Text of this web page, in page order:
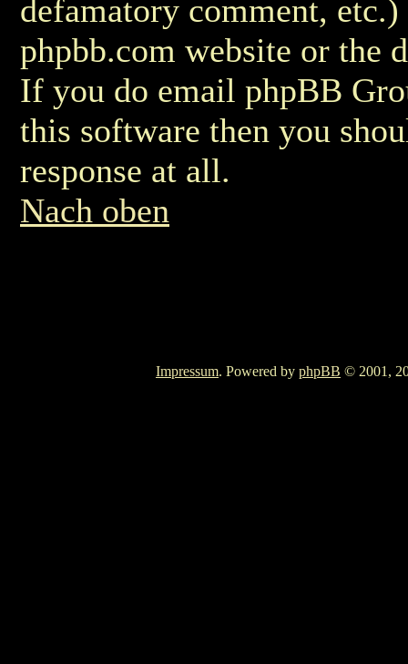
defamatory comment,
phpbb.com website or the
If you do email phpBB
this software then you
response at all.
Nach oben
Impressum. Powered by phpBB © 2001,